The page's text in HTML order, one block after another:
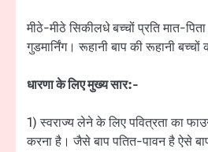
मीठे-मीठे सिकीलधे बच्चों प्रति मात-
गुडमार्निंग। रूहानी बाप की रूहानी
धारणा के लिए मुख्य सार:-
1) स्वराज्य लेने के लिए पवित्रता का
करना है। जैसे बाप पतित-पावन है ऐसे